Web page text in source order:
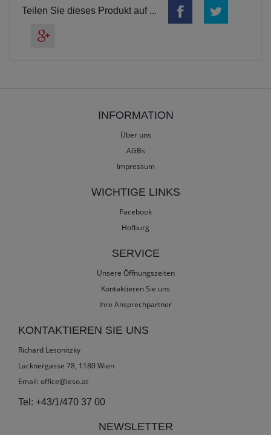
Teilen Sie dieses Produkt auf ...
INFORMATION
Über uns
AGBs
Impressum
WICHTIGE LINKS
Facebook
Hofburg
SERVICE
Unsere Öffnungszeiten
Kontaktieren Sie uns
Ihre Ansprechpartner
KONTAKTIEREN SIE UNS
Richard Lesonitzky
Lacknergasse 78, 1180 Wien
Email: office@leso.at
Tel: +43/1/470 37 00
NEWSLETTER